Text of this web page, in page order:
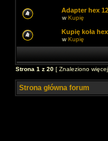
Adapter hex
wKupię
Kupię koła
wKupię
Strona 1 z 20 [ Znaleziono
Strona główna forum